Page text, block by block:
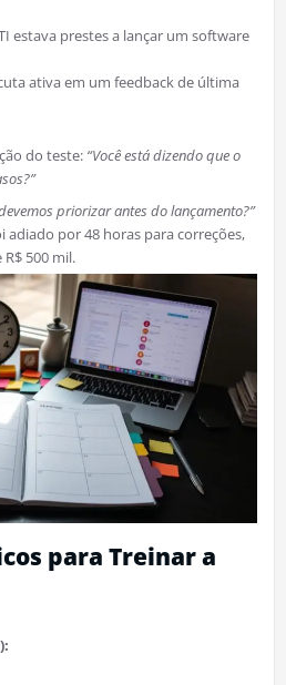
estava prestes a lançar um software
ativa em um feedback de última
do teste: “Você está dizendo que o
priorizar antes do lançamento?”
adiado por 48 horas para correções,
500 mil.
para Treinar a